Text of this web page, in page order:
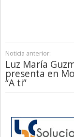
Noticia anterior:
Luz María
presenta en
“A ti”